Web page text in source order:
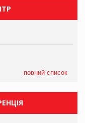
повний список